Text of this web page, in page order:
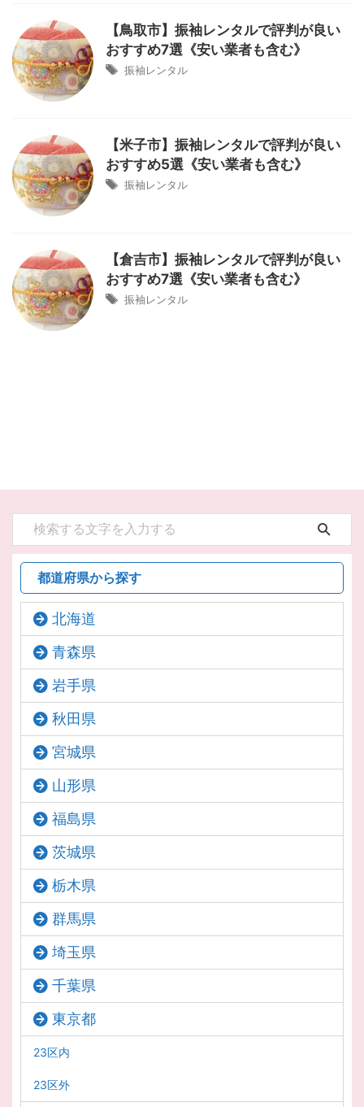
【鳥取市】振袖レンタルで評判が良い
おすすめ7選《安い業者も含む》
振袖レンタル
【米子市】振袖レンタルで評判が良い
おすすめ5選《安い業者も含む》
振袖レンタル
【倉吉市】振袖レンタルで評判が良い
おすすめ7選《安い業者も含む》
振袖レンタル
都道府県から探す
北海道
青森県
岩手県
秋田県
宮城県
山形県
福島県
茨城県
栃木県
群馬県
埼玉県
千葉県
東京都
23区内
23区外